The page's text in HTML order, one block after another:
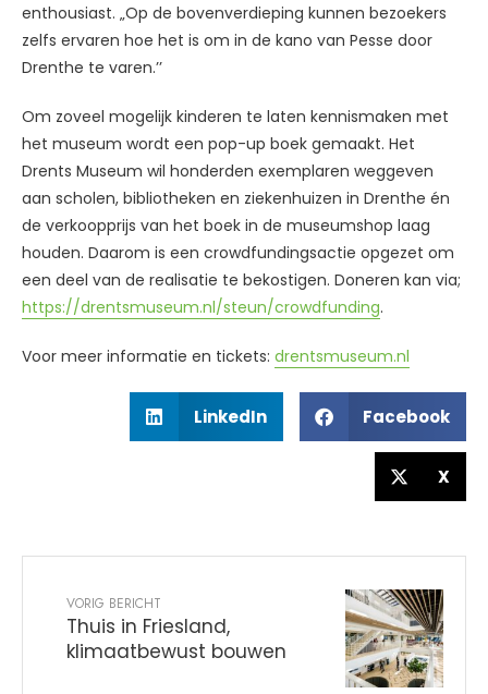
enthousiast. „Op de bovenverdieping kunnen bezoekers
zelfs ervaren hoe het is om in de kano van Pesse door
Drenthe te varen.’’
Om zoveel mogelijk kinderen te laten kennismaken met
het museum wordt een pop-up boek gemaakt. Het
Drents Museum wil honderden exemplaren weggeven
aan scholen, bibliotheken en ziekenhuizen in Drenthe én
de verkoopprijs van het boek in de museumshop laag
houden. Daarom is een crowdfundingsactie opgezet om
een deel van de realisatie te bekostigen. Doneren kan via;
https://drentsmuseum.nl/steun/crowdfunding.
Voor meer informatie en tickets: drentsmuseum.nl
LinkedIn Facebook
X
VORIG BERICHT
Thuis in Friesland,
klimaatbewust bouwen